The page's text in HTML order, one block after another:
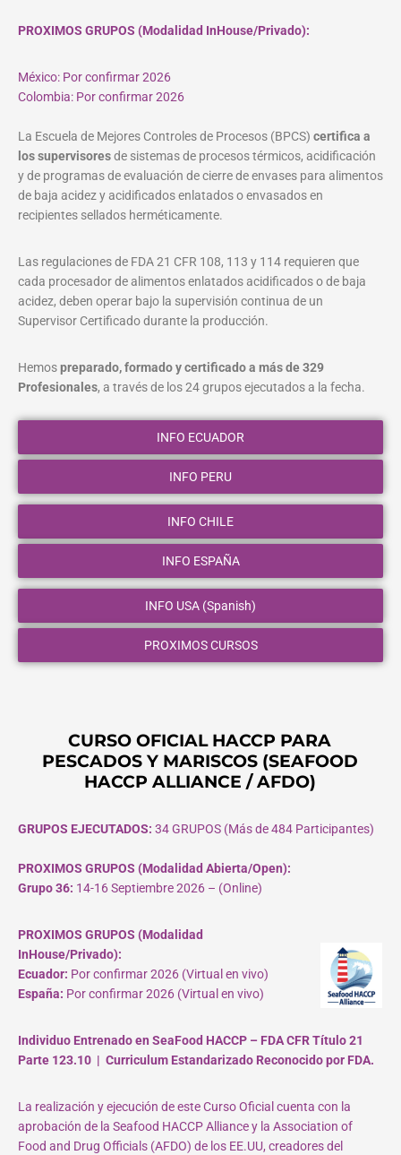
PROXIMOS GRUPOS (Modalidad InHouse/Privado):
México: Por confirmar 2026
Colombia: Por confirmar 2026
La Escuela de Mejores Controles de Procesos (BPCS) certifica a
los supervisoresde sistemas de procesos térmicos, acidificación
y de programas de evaluación de cierre de envases para alimentos
de baja acidez y acidificados enlatados o envasados en
recipientes sellados herméticamente.
Las regulaciones de FDA 21 CFR 108, 113 y 114 requieren que
cada procesador de alimentos enlatados acidificados o de baja
acidez, deben operar bajo la supervisión continua de un
Supervisor Certificado durante la producción.
Hemospreparado, formado y certificado a más de 329
Profesionales, a través de los 24 grupos ejecutados a la fecha.
INFO ECUADOR
INFO PERU
INFO CHILE
INFO ESPAÑA
INFO USA (Spanish)
PROXIMOS CURSOS
CURSO OFICIAL HACCP PARA
PESCADOS Y MARISCOS (SEAFOOD
HACCP ALLIANCE / AFDO)
GRUPOS EJECUTADOS: 34 GRUPOS (Más de 484 Participantes)
PROXIMOS GRUPOS (Modalidad Abierta/Open):
Grupo 36: 14-16 Septiembre 2026 – (Online)
PROXIMOS GRUPOS (Modalidad
InHouse/Privado):
Ecuador: Por confirmar 2026 (Virtual en vivo)
España: Por confirmar 2026 (Virtual en vivo)
Individuo Entrenado en SeaFood HACCP – FDA CFR Título 21
Parte 123.10 | Curriculum Estandarizado Reconocido por FDA.
La realización y ejecución de este Curso Oficial cuenta con la
aprobación de la Seafood HACCP Alliance y la Association of
Food and Drug Officials (AFDO) de los EE.UU, creadores del